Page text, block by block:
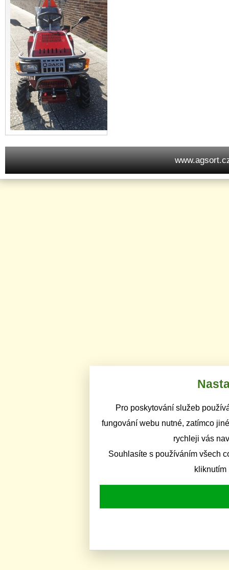
Pro poskytování služeb
fungování webu nutné, zatímco
rychleji vás
Souhlasíte s používáním všech
kliknutím